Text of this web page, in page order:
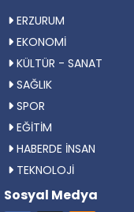
ERZURUM
EKONOMİ
KÜLTÜR - SANAT
SAĞLIK
SPOR
EĞİTİM
HABERDE İNSAN
TEKNOLOJİ
Sosyal Medya